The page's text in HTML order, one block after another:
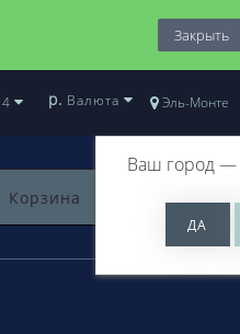
Закрыть
Эль-Монте
Ваш город —
р. Валюта
Корзина 0